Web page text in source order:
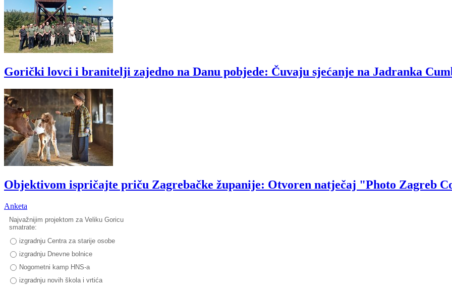
Gorički lovci i branitelji zajedno na Danu pobjede: Čuvaju sjećanje na Jadranka
Objektivom ispričajte priču Zagrebačke županije: Otvoren natječaj "Photo Zagreb
Anketa
Najvažnijim projektom za Veliku Goricu
smatrate:
izgradnju Centra za starije osobe
izgradnju Dnevne bolnice
Nogometni kamp HNS-a
izgradnju novih škola i vrtića